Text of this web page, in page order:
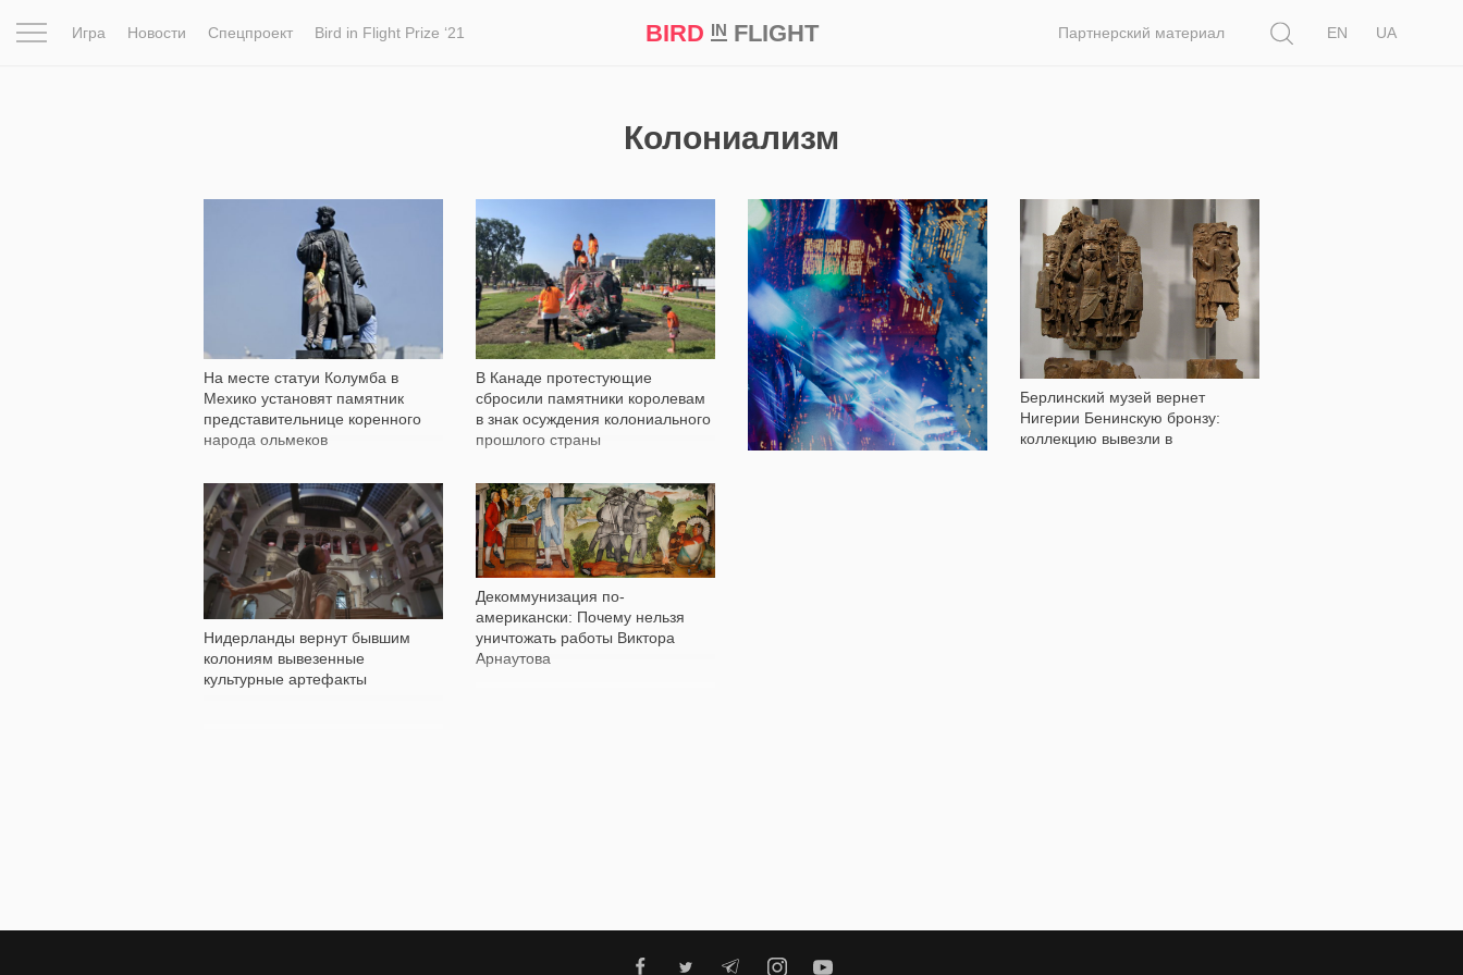
Игра Новости Спецпроект Bird in Flight Prize ‘21 BIRD INFLIGHT Партнерский материал
EN
UA
Колониализм
На месте статуи Колумба в
Мехико установят памятник
представительнице коренного
народа ольмеков
В Канаде протестующие
сбросили памятники королевам
в знак осуждения колониального
прошлого страны
1 004
Берлинский музей вернет
Нигерии Бенинскую бронзу:
коллекцию вывезли в
209
Нидерланды вернут бывшим
колониям вывезенные
культурные артефакты
585
Декоммунизация по-
американски: Почему нельзя
уничтожать работы Виктора
Арнаутова
2 224